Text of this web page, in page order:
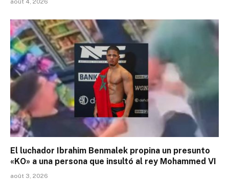
août 4, 2026
El luchador Ibrahim Benmalek propina un presunto
«KO» a una persona que insultó al rey Mohammed VI
août 3, 2026